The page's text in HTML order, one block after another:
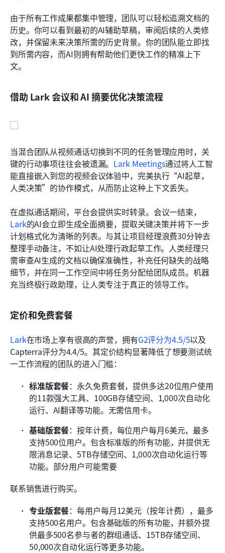
由于所有工作成果都集中管理，团队可以轻松追溯文档的
历史。你可以看到最初的AI辅助草稿，审阅后续的人类修
改，并保留未来决策所需的历史背景。你的团队能立即找
到所需内容，而AI则拥有帮助他们更快工作的精准上下
文。
借助 Lark 会议和 AI 摘要优化决策流程
当混合团队从视频通话切换到不同的任务管理应用时，关
键的行动事项往往会被遗漏。 Lark Meetings通过将人工智
能直接嵌入到您的视频会议体验中，完美执行“AI起草，
人类决策”的协作模式，从而防止这种上下文丢失。
在虚拟通话期间，平台会提供实时转录。会议一结束，
Lark的AI会立即生成全面摘要，提取关键决策并将下一步
计划格式化为清晰的列表。与其让项目经理浪费30分钟去
整理手动备注，不如让AI处理行政起草工作。人类经理只
需审查AI生成的文档以确保准确性，补充任何缺失的战略
细节，并在同一工作空间中将任务分配给团队成员。机器
充当终极行政助理，让人类专注于真正的领导工作。
定价和免费套餐
Lark在市场上享有很高的声誉，拥有G2评分为4.5/5以及
Capterra评分为4.4/5。其定价结构显著降低了想要测试统
一工作流程的团队的进入门槛：
标准版套餐：永久免费套餐，提供多达20位用户使用
的11款强大工具、100GB存储空间、1,000次自动化
运行、AI翻译等功能。无需信用卡。
基础版套餐：按年计费，每位用户每月6美元，最多
支持500位用户。包含标准版的所有功能，并提供无
限消息记录、5TB存储空间、1,000次自动化运行等
功能。部分用户可能需要
联系销售进行购买。
专业版套餐：每用户每月12美元（按年计费），最多
支持500名用户。包含基础版的所有功能，并额外提
供最多500名参与者的群组通话、15TB存储空间、
50,000次自动化运行等更多功能。